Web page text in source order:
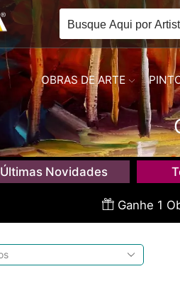
OBRAS DE ARTE
Últimas Novidades
Ganhe 1